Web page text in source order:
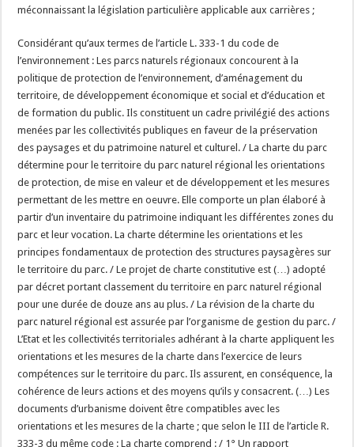
méconnaissant la législation particulière applicable aux carrières ;
Considérant qu’aux termes de l’article L. 333-1 du code de
l’environnement : Les parcs naturels régionaux concourent à la
politique de protection de l’environnement, d’aménagement du
territoire, de développement économique et social et d’éducation et
de formation du public. Ils constituent un cadre privilégié des actions
menées par les collectivités publiques en faveur de la préservation
des paysages et du patrimoine naturel et culturel. / La charte du parc
détermine pour le territoire du parc naturel régional les orientations
de protection, de mise en valeur et de développement et les mesures
permettant de les mettre en oeuvre. Elle comporte un plan élaboré à
partir d’un inventaire du patrimoine indiquant les différentes zones du
parc et leur vocation. La charte détermine les orientations et les
principes fondamentaux de protection des structures paysagères sur
le territoire du parc. / Le projet de charte constitutive est (…) adopté
par décret portant classement du territoire en parc naturel régional
pour une durée de douze ans au plus. / La révision de la charte du
parc naturel régional est assurée par l’organisme de gestion du parc. /
L’Etat et les collectivités territoriales adhérant à la charte appliquent les
orientations et les mesures de la charte dans l’exercice de leurs
compétences sur le territoire du parc. Ils assurent, en conséquence, la
cohérence de leurs actions et des moyens qu’ils y consacrent. (…) Les
documents d’urbanisme doivent être compatibles avec les
orientations et les mesures de la charte ; que selon le III de l’article R.
333-3 du même code : La charte comprend : / 1° Un rapport